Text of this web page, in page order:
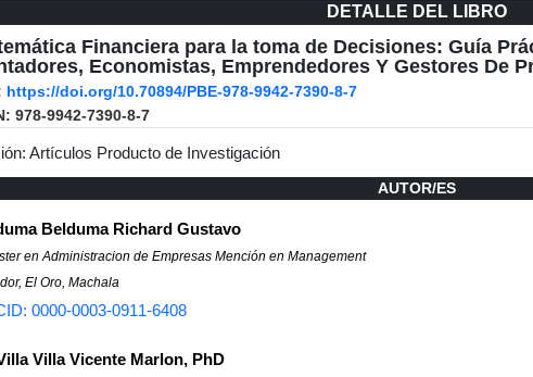
DETALLE DEL LIBRO
Financiera para la toma de Decisiones: Guía
Economistas, Emprendedores Y Gestores De
https://doi.org/10.70894/PBE-978-9942-7390-8-7
978-9942-7390-8-7
Artículos Producto de Investigación
AUTOR/ES
Belduma Richard Gustavo
en Administracion de Empresas Mención en Management
El Oro, Machala
0000-0003-0911-6408
Villa Vicente Marlon, PhD